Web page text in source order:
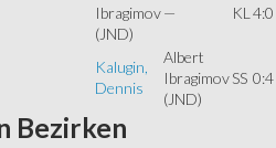
Ibragimov
(JND)
— KL 4:0
Kalugin,
Dennis
Albert
Ibragimov
(JND)
SS 0:4
Bezirken